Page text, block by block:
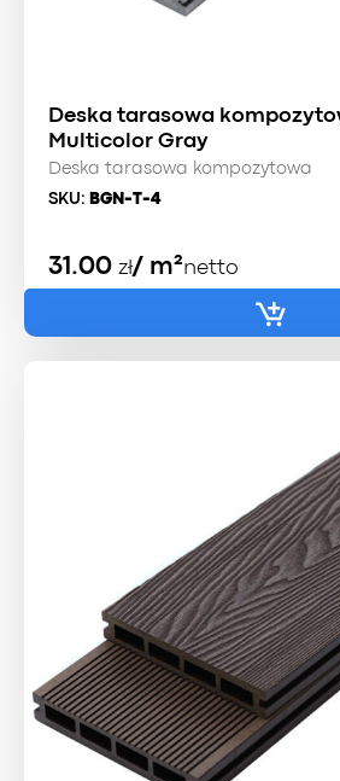
Deska tarasowa
Multicolor Gray
Deska tarasowa kompozytowa
SKU: BGN-T-4
31.00 zł/ m²netto